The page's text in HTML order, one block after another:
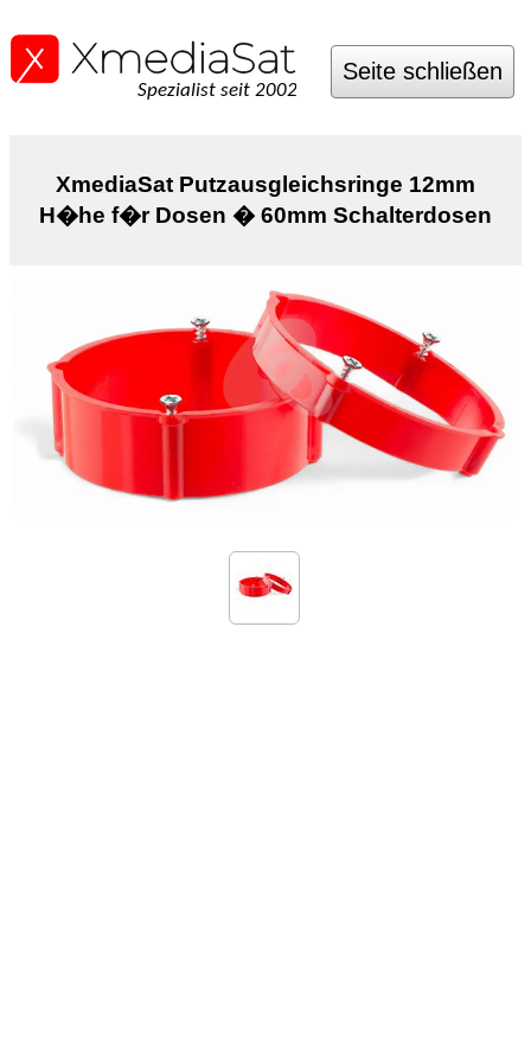
Spezialist seit 2002
Seite schließen
XmediaSat Putzausgleichsringe 12mm
H�he f�r Dosen � 60mm Schalterdosen